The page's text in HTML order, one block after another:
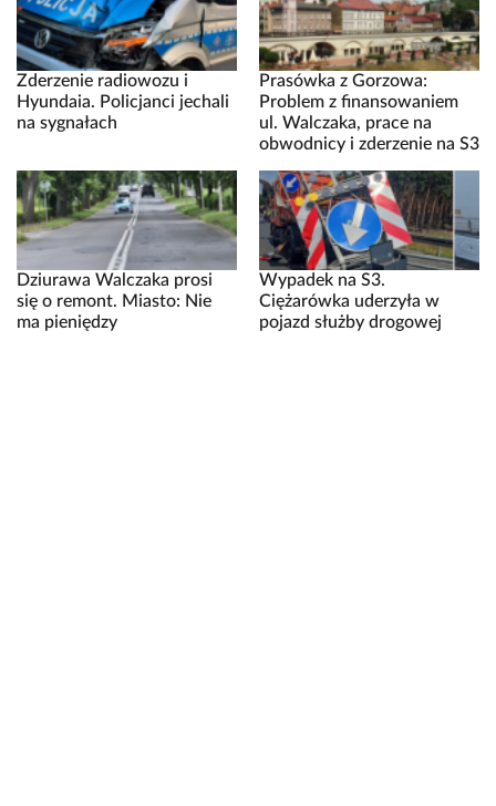
Zderzenie radiowozu i
Hyundaia. Policjanci jechali
na sygnałach
Prasówka z Gorzowa:
Problem z finansowaniem
ul. Walczaka, prace na
obwodnicy i zderzenie na S3
Dziurawa Walczaka prosi
się o remont. Miasto: Nie
ma pieniędzy
Wypadek na S3.
Ciężarówka uderzyła w
pojazd służby drogowej